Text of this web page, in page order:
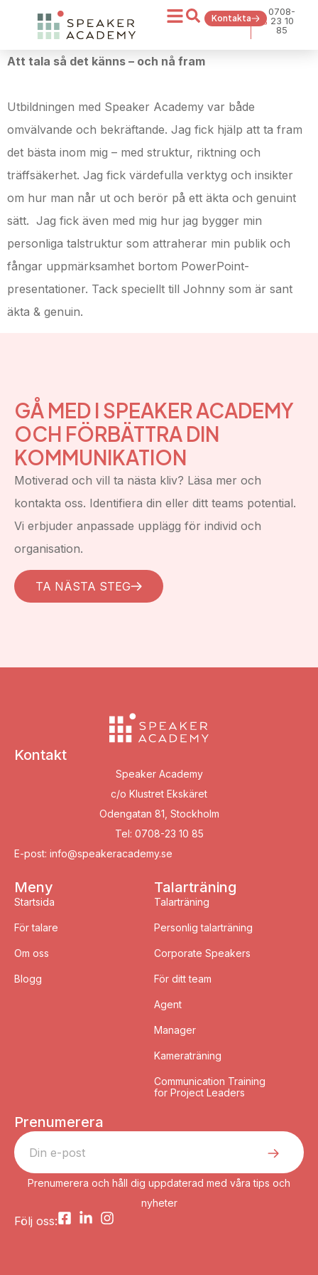
Kontakta
0708-
23 10
85
Att tala så det känns – och nå fram
Utbildningen med Speaker Academy var både
omvälvande och bekräftande. Jag fick hjälp att ta fram
det bästa inom mig – med struktur, riktning och
träffsäkerhet. Jag fick värdefulla verktyg och insikter
om hur man når ut och berör på ett äkta och genuint
sätt. Jag fick även med mig hur jag bygger min
personliga talstruktur som attraherar min publik och
fångar uppmärksamhet bortom PowerPoint-
presentationer. Tack speciellt till Johnny som är sant
äkta & genuin.
GÅ MED I SPEAKER ACADEMY
OCH FÖRBÄTTRA DIN
KOMMUNIKATION
Motiverad och vill ta nästa kliv? Läsa mer och
kontakta oss. Identifiera din eller ditt teams potential.
Vi erbjuder anpassade upplägg för individ och
organisation.
TA NÄSTA STEG
Kontakt
Speaker Academy
c/o Klustret Ekskäret
Odengatan 81, Stockholm
Tel: 0708-23 10 85
E-post: info@speakeracademy.se
Meny
Startsida
För talare
Om oss
Blogg
Talarträning
Talarträning
Personlig talarträning
Corporate Speakers
För ditt team
Agent
Manager
Kameraträning
Communication Training
for Project Leaders
Prenumerera
Prenumerera och håll dig uppdaterad med våra tips och
nyheter
Följ oss: